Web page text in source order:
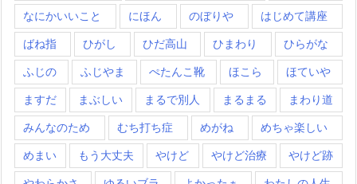
なにかいいこと にほん のぼりや はじめて講座
ばね指 ひがし ひだ高山 ひまわり ひらがな
ふじの ふじやま ぺたんこ靴 ほこら ほていや
ますだ まぶしい まるで別人 まるまる まわり道
みんなのため むち打ち症 めがね めちゃ楽しい
めまい もう大丈夫 やけど やけど治療 やけど跡